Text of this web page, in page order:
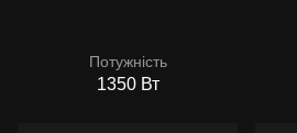
Потужність
1350 Вт